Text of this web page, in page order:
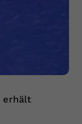
erhält